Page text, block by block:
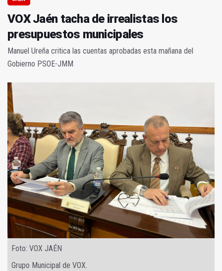
VOX Jaén tacha de irrealistas los
presupuestos municipales
Manuel Ureña critica las cuentas aprobadas esta mañana del
Gobierno PSOE-JMM
Foto: VOX JAÉN
Grupo Municipal de VOX.